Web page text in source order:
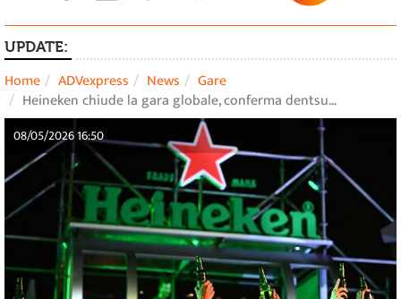
UPDATE:
Home ADVexpress News
Gare
Heineken chiude la gara globale, conferma dentsu…
08/05/2026 16:50